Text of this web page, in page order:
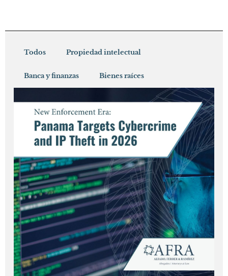
Todos Propiedad intelectual
Banca y finanzas Bienes raíces